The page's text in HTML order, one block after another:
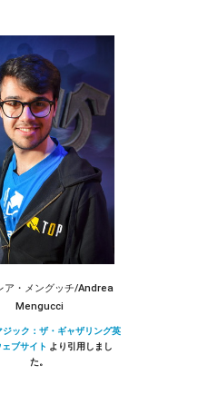
ア・メングッチ/Andrea
Mengucci
ジック：ザ・ギャザリング英
ブサイト